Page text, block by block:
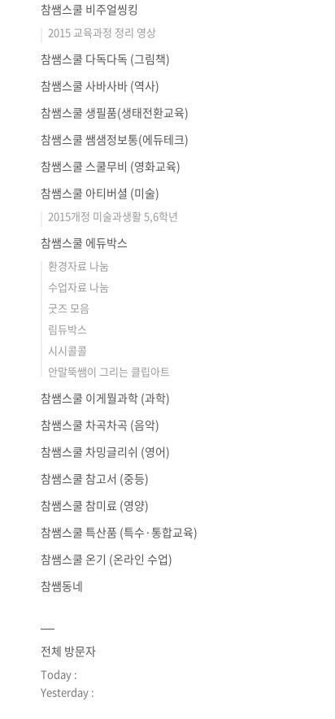
참쌤스쿨 비주얼씽킹
2015 교육과정 정리 영상
참쌤스쿨 다독다독 (그림책)
참쌤스쿨 사바사바 (역사)
참쌤스쿨 생필품(생태전환교육)
참쌤스쿨 쌤샘정보통(에듀테크)
참쌤스쿨 스쿨무비 (영화교육)
참쌤스쿨 아티버셜 (미술)
2015개정 미술과생활 5,6학년
참쌤스쿨 에듀박스
환경자료 나눔
수업자료 나눔
굿즈 모음
림듀박스
시시콜콜
안말뚝쌤이 그리는 클립아트
참쌤스쿨 이게뭘과학 (과학)
참쌤스쿨 차곡차곡 (음악)
참쌤스쿨 차밍글리쉬 (영어)
참쌤스쿨 참고서 (중등)
참쌤스쿨 참미료 (영양)
참쌤스쿨 특산품 (특수·통합교육)
참쌤스쿨 온기 (온라인 수업)
참쌤동네
전체 방문자
Today :
Yesterday :